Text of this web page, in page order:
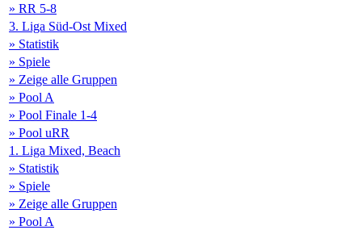
» RR 5-8
3. Liga Süd-Ost Mixed
» Statistik
» Spiele
» Zeige alle Gruppen
» Pool A
» Pool Finale 1-4
» Pool uRR
1. Liga Mixed, Beach
» Statistik
» Spiele
» Zeige alle Gruppen
» Pool A